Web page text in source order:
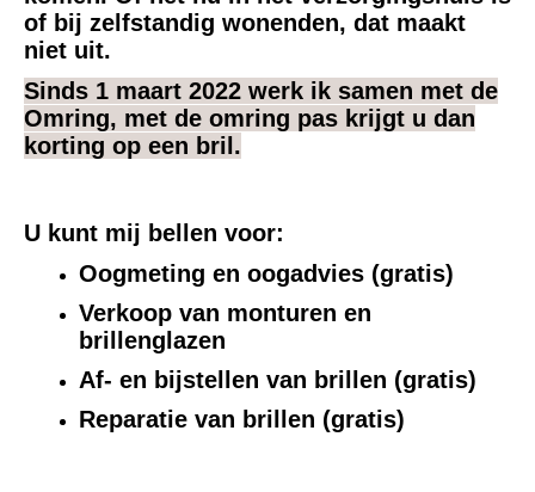
of bij zelfstandig wonenden, dat maakt
niet uit.
Sinds 1 maart 2022 werk ik samen met de
Omring, met de omring pas krijgt u dan
korting op een bril.
U kunt mij bellen voor:
Oogmeting en oogadvies (gratis)
Verkoop van monturen en
brillenglazen
Af- en bijstellen van brillen (gratis)
Reparatie van brillen (gratis)